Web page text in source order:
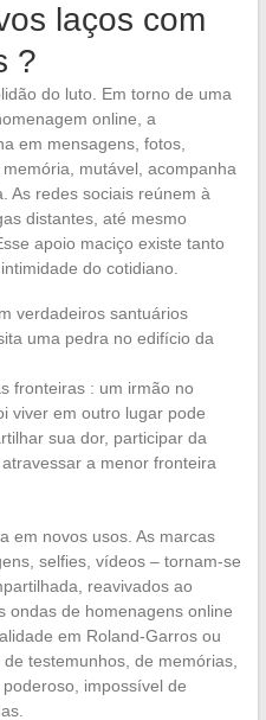
laços com
?
do luto. Em torno de uma
online, a
em mensagens, fotos,
mutável, acompanha
As redes sociais reúnem à
distantes, até mesmo
apoio maciço existe tanto
do cotidiano.
verdadeiros santuários
uma pedra no edifício da
fronteiras : um irmão no
viver em outro lugar pode
sua dor, participar da
a menor fronteira
em novos usos. As marcas
selfies, vídeos – tornam-se
reavivados ao
ondas de homenagens online
em Roland-Garros ou
testemunhos, de memórias,
impossível de